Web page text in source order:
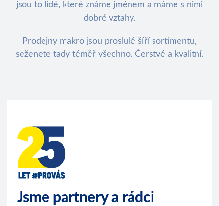
jsou to lidé, které známe jménem a máme s nimi
dobré vztahy.
Prodejny makro jsou proslulé šíří sortimentu,
seženete tady téměř všechno. Čerstvé a kvalitní.
Jsme partnery a rádci